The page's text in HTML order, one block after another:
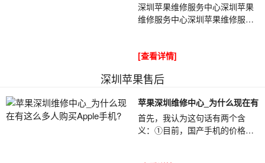
深圳苹果维修服务中心深圳苹果
维修服务中心深圳苹果维修服务
机是苹果官...
[查看详情]
深圳苹果售后
苹果深圳维修中心_为什么现在有
首先，我认为这句话有两个含
义：①目前，国产手机的价格非